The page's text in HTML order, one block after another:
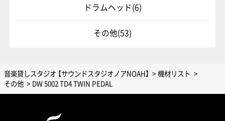
ドラムヘッド(6)
その他(53)
音楽貸しスタジオ 【サウンドスタジオノアNOAH】
機材リスト
その他
DW 5002 TD4 TWIN PEDAL